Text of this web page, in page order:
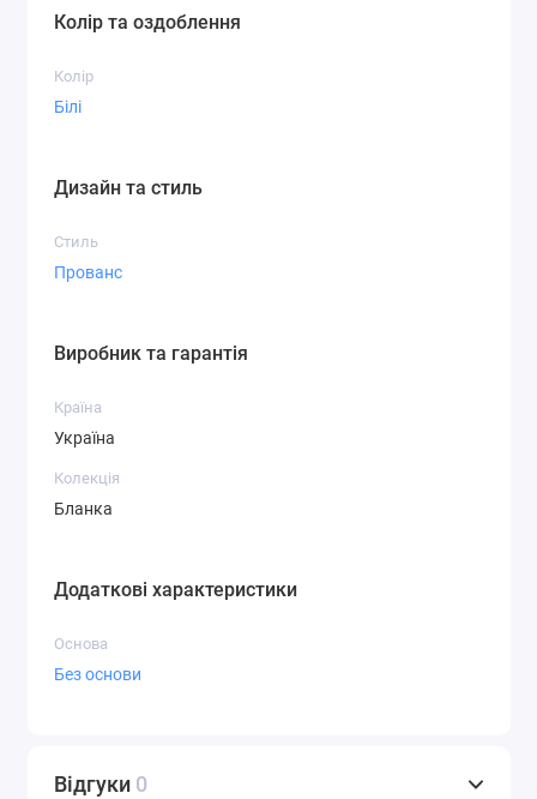
Колір та оздоблення
Колір
Білі
Дизайн та стиль
Стиль
Прованс
Виробник та гарантія
Країна
Україна
Колекція
Бланка
Додаткові характеристики
Основа
Без основи
Відгуки 0